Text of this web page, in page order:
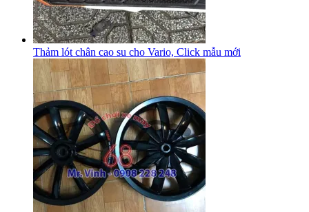
Thảm lót chân cao su cho Vario, Click mẫu mới